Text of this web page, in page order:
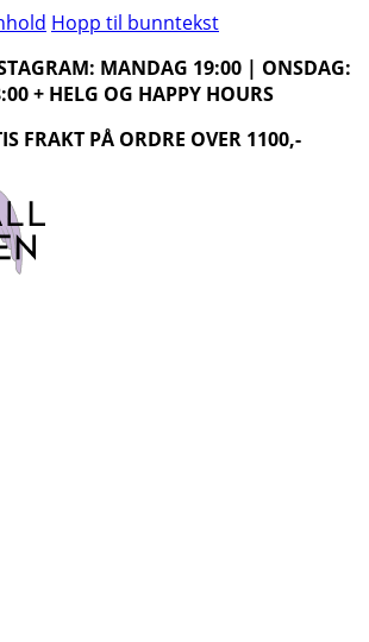
Hopp til bunntekst
MANDAG 19:00 | ONSDAG:
+ HELG OG HAPPY HOURS
FRAKT PÅ ORDRE OVER 1100,-